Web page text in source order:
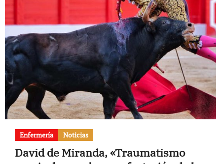
Enfermería Noticias
David de Miranda, «Traumatismo